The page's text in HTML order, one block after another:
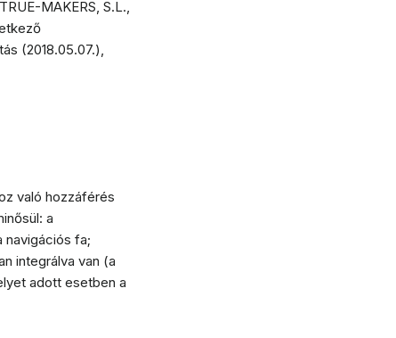
MAKERS, S.L.,
(2018.05.07.),
való hozzáférés
a
navigációs fa;
integrálva van (a
adott esetben a